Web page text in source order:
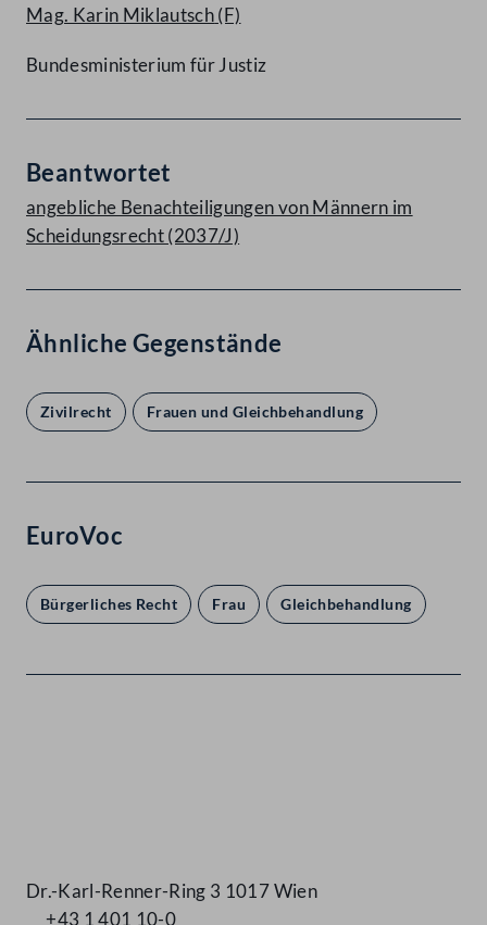
Mag. Karin Miklautsch(F)
Bundesministerium für Justiz
Beantwortet
angebliche Benachteiligungen von Männern im
Scheidungsrecht (2037/J)
Ähnliche Gegenstände
Zivilrecht Frauen und Gleichbehandlung
EuroVoc
Bürgerliches Recht Frau Gleichbehandlung
Dr.-Karl-Renner-Ring 3 1017 Wien
+43 1 401 10-0